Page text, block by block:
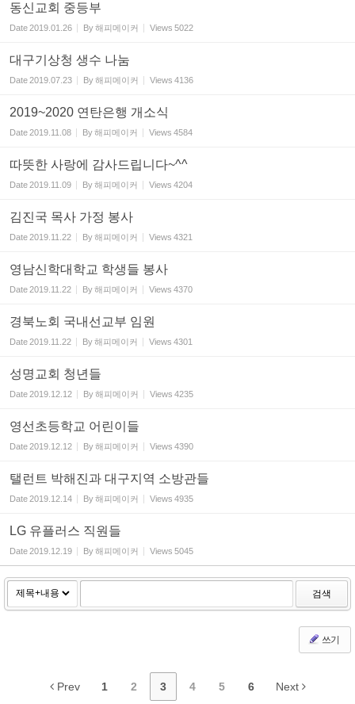
동신교회 중등부
Date2019.01.26 By해피메이커 Views 5022
대구기상청 생수 나눔
Date2019.07.23 By해피메이커 Views 4136
2019~2020 연탄은행 개소식
Date2019.11.08 By해피메이커 Views 4584
따뜻한 사랑에 감사드립니다~^^
Date2019.11.09 By해피메이커 Views 4204
김진국 목사 가정 봉사
Date2019.11.22 By해피메이커 Views 4321
영남신학대학교 학생들 봉사
Date2019.11.22 By해피메이커 Views 4370
경북노회 국내선교부 임원
Date2019.11.22 By해피메이커 Views 4301
성명교회 청년들
Date2019.12.12 By해피메이커 Views 4235
영선초등학교 어린이들
Date2019.12.12 By해피메이커 Views 4390
탤런트 박해진과 대구지역 소방관들
Date2019.12.14 By해피메이커 Views 4935
LG 유플러스 직원들
Date2019.12.19 By해피메이커 Views 5045
검색
쓰기
Prev 1 2 3 4 5 6 Next